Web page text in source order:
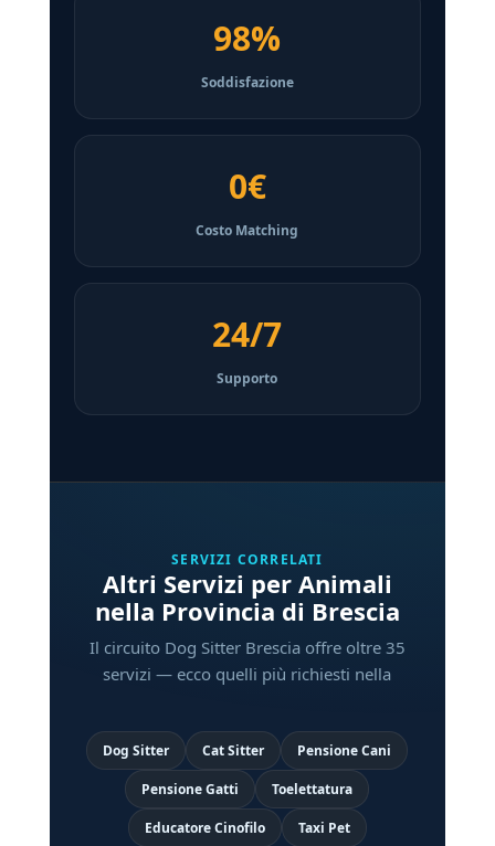
98%
Soddisfazione
0€
Costo Matching
24/7
Supporto
SERVIZI CORRELATI
Altri Servizi per Animali
nella Provincia di Brescia
Il circuito Dog Sitter Brescia offre oltre 35
servizi — ecco quelli più richiesti nella
Dog Sitter Cat Sitter Pensione Cani
Pensione Gatti Toelettatura
Educatore Cinofilo Taxi Pet